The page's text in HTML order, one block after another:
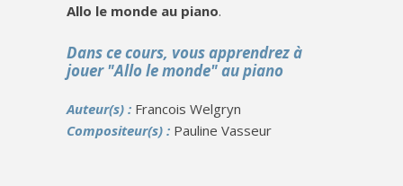
Allo le monde au piano.
Dans ce cours, vous apprendrez à
jouer "Allo le monde" au piano
Auteur(s) : Francois Welgryn
Compositeur(s) : Pauline Vasseur